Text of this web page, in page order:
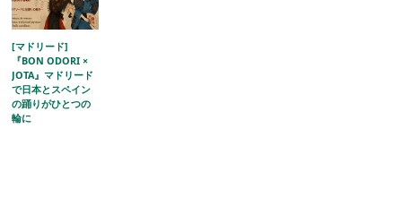
[マドリード]
『BON ODORI ×
JOTA』マドリード
で日本とスペイン
の踊りがひとつの
輪に